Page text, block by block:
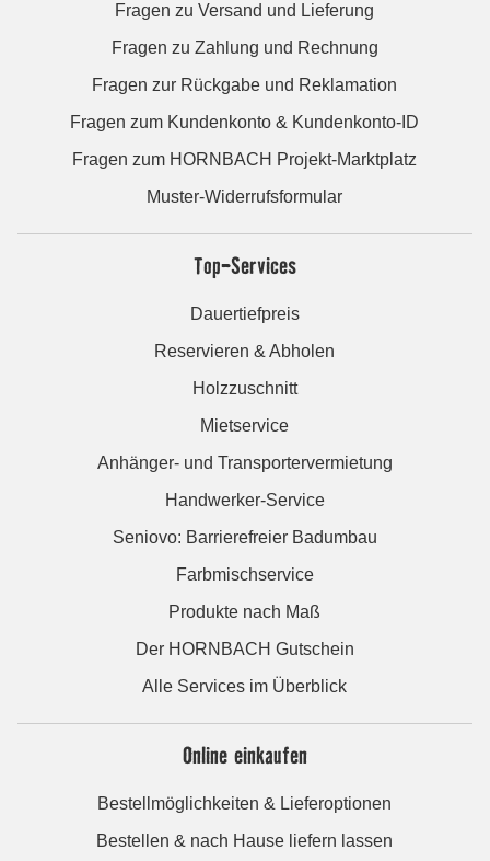
Fragen zu Versand und Lieferung
Fragen zu Zahlung und Rechnung
Fragen zur Rückgabe und Reklamation
Fragen zum Kundenkonto & Kundenkonto-ID
Fragen zum HORNBACH Projekt-Marktplatz
Muster-Widerrufsformular
Top-Services
Dauertiefpreis
Reservieren & Abholen
Holzzuschnitt
Mietservice
Anhänger- und Transportervermietung
Handwerker-Service
Seniovo: Barrierefreier Badumbau
Farbmischservice
Produkte nach Maß
Der HORNBACH Gutschein
Alle Services im Überblick
Online einkaufen
Bestellmöglichkeiten & Lieferoptionen
Bestellen & nach Hause liefern lassen